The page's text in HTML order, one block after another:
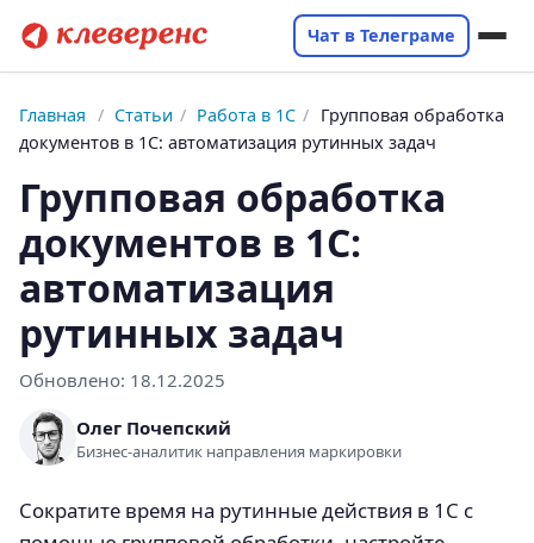
Чат в Телеграме
Главная / Статьи / Работа в 1С / Групповая обработка
документов в 1С: автоматизация рутинных задач
Групповая обработка
документов в 1С:
автоматизация
рутинных задач
Обновлено: 18.12.2025
Олег Почепский
Бизнес-аналитик направления маркировки
Сократите время на рутинные действия в 1С с